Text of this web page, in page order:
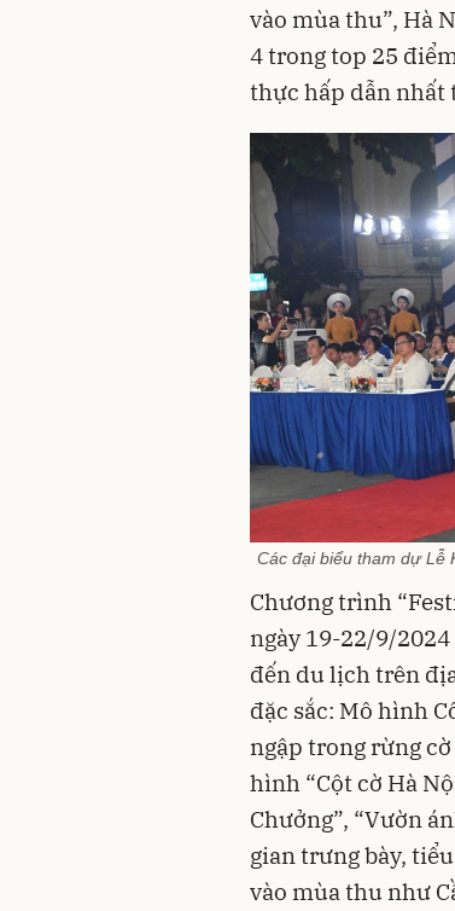
vào mùa thu”, Hà
4 trong top 25
thực hấp dẫn nhất
Các đại biểu tham dự Lễ
Chương trình
ngày 19-22/9/
đến du lịch trên
đặc sắc: Mô hình
ngập trong rừng
hình “Cột cờ Hà
Chưởng”, “Vườn
gian trưng bày,
vào mùa thu như